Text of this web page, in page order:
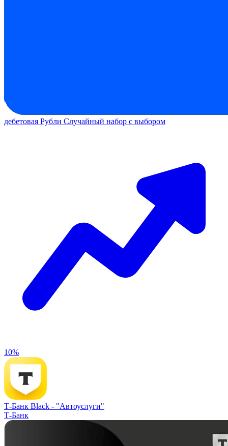
дебетовая Рубли Случайный набор с выбором
10%
Т-Банк Black - "Автоуслуги"
Т-Банк